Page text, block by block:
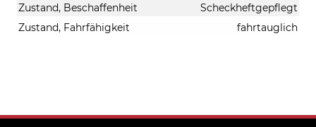
Zustand, Beschaffenheit
Scheckheftgepflegt
Zustand, Fahrfähigkeit
fahrtauglich